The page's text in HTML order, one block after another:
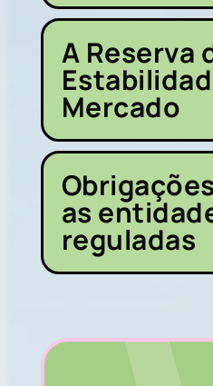
A Reserva
Mercado
as
reguladas